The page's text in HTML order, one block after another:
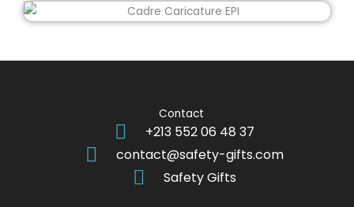
Contact
+213 552 06 48 37
contact@safety-gifts.com
Safety Gifts